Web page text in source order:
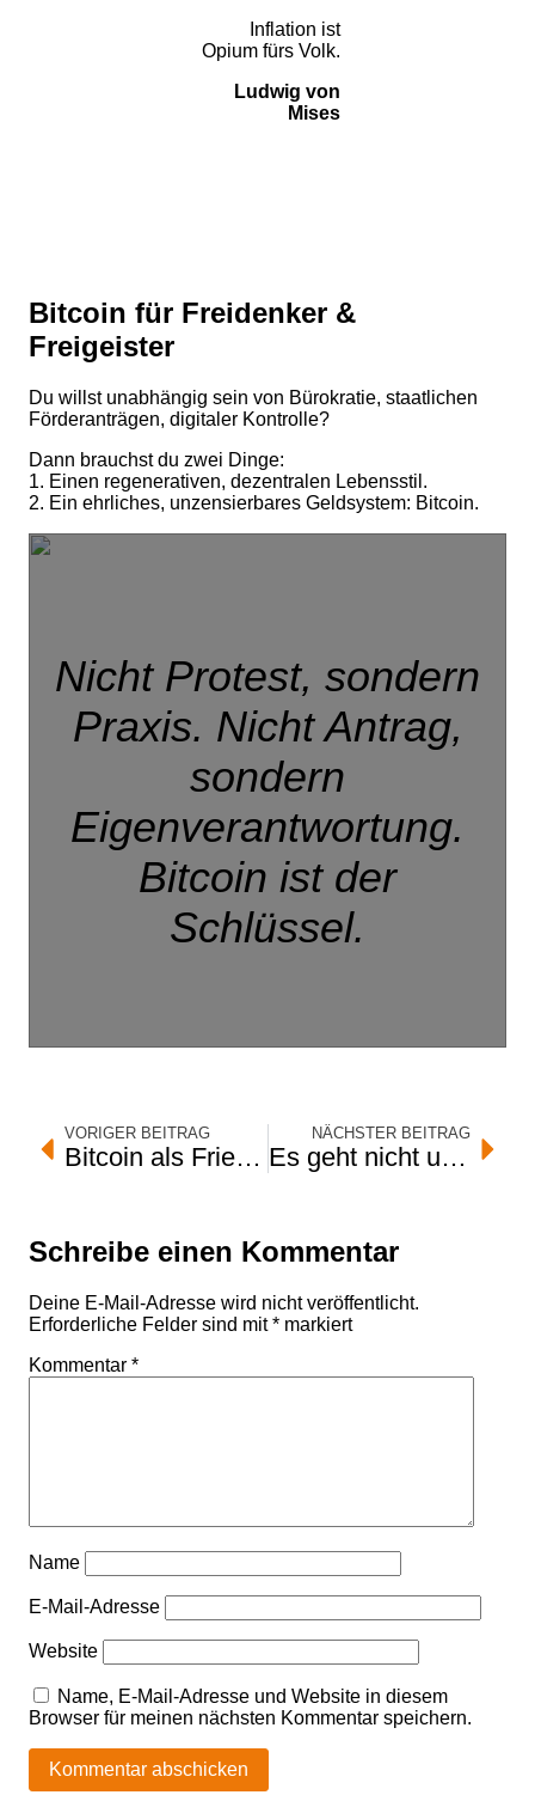
Inflation ist
Opium fürs Volk.
Ludwig von
Mises
Bitcoin für Freidenker &
Freigeister
Du willst unabhängig sein von Bürokratie, staatlichen
Förderanträgen, digitaler Kontrolle?
Dann brauchst du zwei Dinge:
1. Einen regenerativen, dezentralen Lebensstil.
2. Ein ehrliches, unzensierbares Geldsystem: Bitcoin.
Nicht Protest, sondern
Praxis. Nicht Antrag,
sondern
Eigenverantwortung.
Bitcoin ist der
Schlüssel.
VORIGER BEITRAG
Bitcoin als Friedensgeld? Ein anderer Blick auf das System
NÄCHSTER BEITRAG
Es geht nicht ums Reichwerden. Es geht um deine Zukunft.
Schreibe einen Kommentar
Deine E-Mail-Adresse wird nicht veröffentlicht.
Erforderliche Felder sind mit* markiert
Kommentar *
Name
E-Mail-Adresse
Website
Name, E-Mail-Adresse und Website in diesem
Browser für meinen nächsten Kommentar speichern.